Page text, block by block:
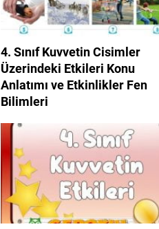
4. Sınıf Kuvvetin Cisimler
Üzerindeki Etkileri Konu
Anlatımı ve Etkinlikler Fen
Bilimleri